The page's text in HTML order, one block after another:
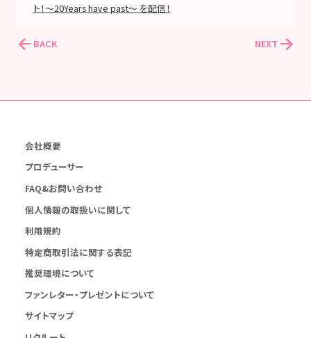
ト！～20Years have past～ を配信！
BACK NEXT
会社概要
プロデューサー
FAQ&お問い合わせ
個人情報の取扱いに関して
利用規約
特定商取引法に関する表記
推奨環境について
ファンレター・プレゼントについて
サイトマップ